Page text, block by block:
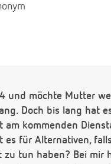
und möchte Mutter
Doch bis lang hat
am kommenden
es für Alternativen,
zu tun haben? Bei mir